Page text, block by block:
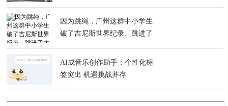
因为跳绳，广州这群中小学生
破了吉尼斯世界纪录、跳进了
AI成音乐创作助手：个性化标
签突出 机遇挑战并存